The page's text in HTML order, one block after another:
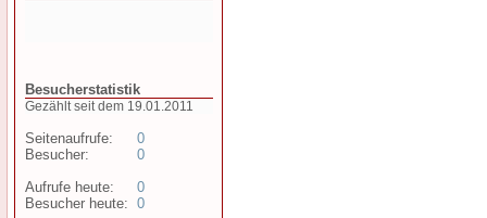
Besucherstatistik
Gezählt seit dem 19.01.2011
Seitenaufrufe:
Besucher:
Aufrufe heute:
Besucher heute:
0
0
0
0